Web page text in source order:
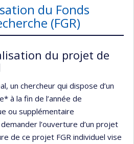
du Fonds
(FGR)
du projet de
un chercheur qui dispose d’un
à la fin de l’année de
ou supplémentaire
l’ouverture d’un projet
de ce projet FGR individuel vise